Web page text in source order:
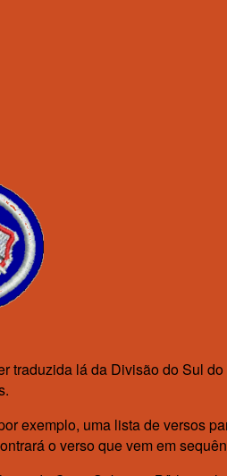
lá da Divisão do Sul
exemplo, uma lista de versos
o verso que vem em